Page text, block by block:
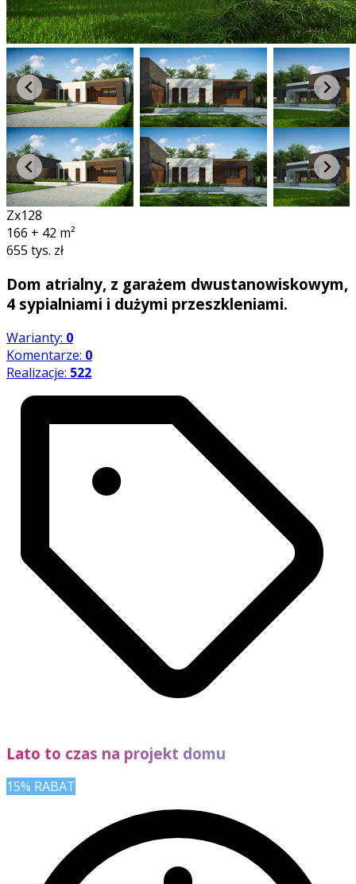
Zx128
166 + 42 m²
655 tys. zł
Dom atrialny, z garażem dwustanowiskowym,
4 sypialniami i dużymi przeszkleniami.
Warianty: 0
Komentarze: 0
Realizacje: 522
Lato to czas na projekt domu
15% RABAT